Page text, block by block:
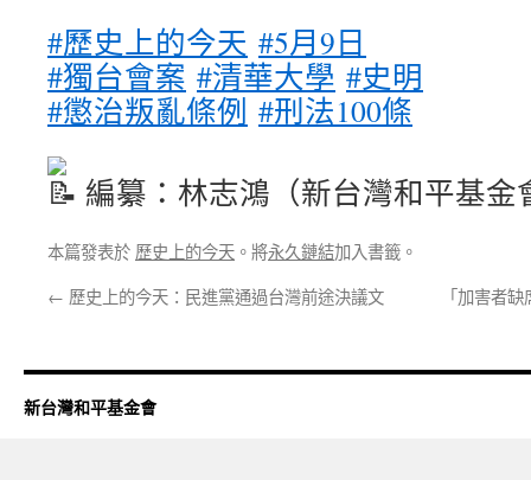
#歷史上的今天 #5月9日
#獨台會案 #清華大學 #史明
#懲治叛亂條例 #刑法100條
編纂：林志鴻（新台灣和平基金
本篇發表於 歷史上的今天 。將永久鏈結加入書籤。
← 歷史上的今天：民進黨通過台灣前途決議文 「加害者
新台灣和平基金會